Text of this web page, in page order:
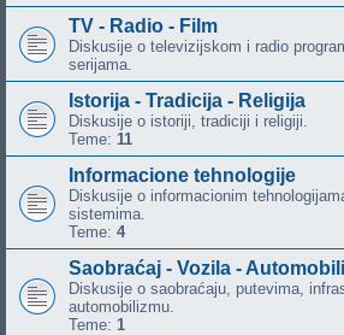
TV - Radio - Film
Diskusije o televizijskom i radio
serijama.
Istorija - Tradicija - Religija
Diskusije o istoriji, tradiciji i religiji.
Teme: 11
Informacione tehnologije
Diskusije o informacionim
sistemima.
Teme: 4
Saobraćaj - Vozila -
Diskusije o saobraćaju, putevima,
automobilizmu.
Teme: 1